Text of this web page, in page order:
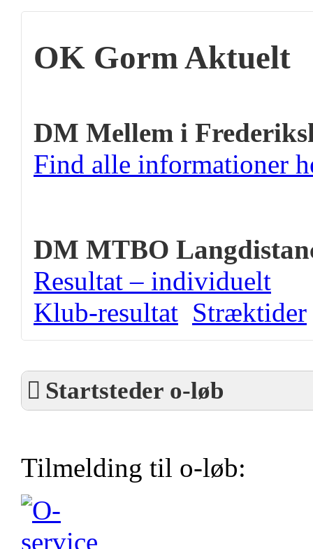
OK Gorm Aktuelt
DM Mellem i
Find alle informationer
DM MTBO
Resultat – individuelt
Klub-resultat Stræktider
Startsteder o-løb
Tilmelding til o-løb: